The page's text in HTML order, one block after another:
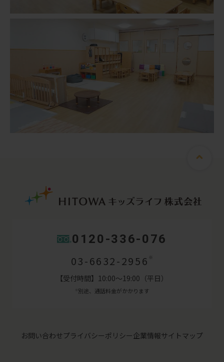
0120-336-076
03-6632-2956 ※
【受付時間】10:00～19:00（平日）
※ 別途、通話料金がかかります
お問い合わせプライバシーポリシー企業情報サイトマップ